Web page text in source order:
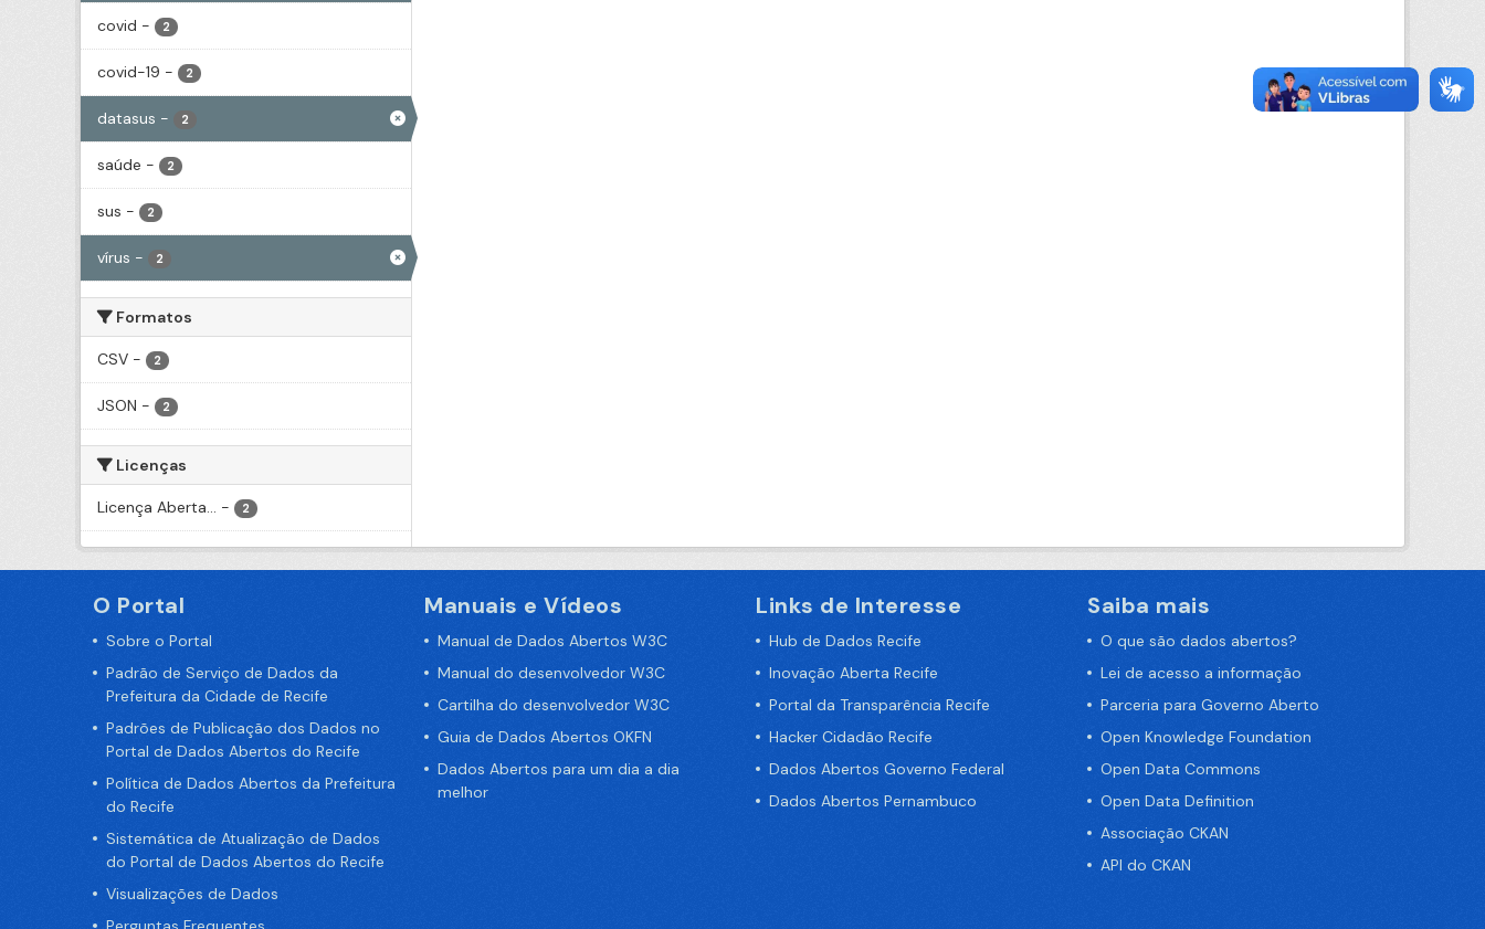
covid - 2
covid-19 - 2
datasus - 2
saúde - 2
sus - 2
vírus - 2
Formatos
CSV - 2
JSON - 2
Licenças
Licença Aberta... - 2
O Portal
Sobre o Portal
Padrão de Serviço de Dados da
Prefeitura da Cidade de Recife
Padrões de Publicação dos Dados no
Portal de Dados Abertos do Recife
Política de Dados Abertos da Prefeitura
do Recife
Sistemática de Atualização de Dados
do Portal de Dados Abertos do Recife
Visualizações de Dados
Manuais e Vídeos
Manual de Dados Abertos W3C
Manual do desenvolvedor W3C
Cartilha do desenvolvedor W3C
Guia de Dados Abertos OKFN
Dados Abertos para um dia a dia
melhor
Links de Interesse
Hub de Dados Recife
Inovação Aberta Recife
Portal da Transparência Recife
Hacker Cidadão Recife
Dados Abertos Governo Federal
Dados Abertos Pernambuco
Saiba mais
O que são dados abertos?
Lei de acesso a informação
Parceria para Governo Aberto
Open Knowledge Foundation
Open Data Commons
Open Data Definition
Associação CKAN
API do CKAN